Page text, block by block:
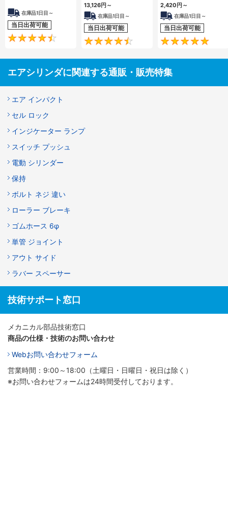
在庫品1日目～
当日出荷可能
4.5
13,126円～
在庫品1日目～
当日出荷可能
4.6
2,420円～
在庫品1日目～
当日出荷可能
エアシリンダに関連する通販・販売特集
エア インパクト
セル ロック
インジケーター ランプ
スイッチ プッシュ
電動 シリンダー
保持
ボルト ネジ 違い
ローラー ブレーキ
ゴムホース 6φ
単管 ジョイント
アウト サイド
ラバー スペーサー
技術サポート窓口
メカニカル部品技術窓口
商品の仕様・技術のお問い合わせ
Webお問い合わせフォーム
営業時間：9:00～18:00（土曜日・日曜日・祝日は除く）
※お問い合わせフォームは24時間受付しております。